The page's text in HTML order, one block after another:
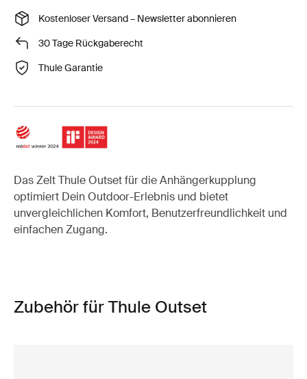
Kostenloser Versand – Newsletter abonnieren
30 Tage Rückgaberecht
Thule Garantie
Das Zelt Thule Outset für die Anhängerkupplung
optimiert Dein Outdoor-Erlebnis und bietet
unvergleichlichen Komfort, Benutzerfreundlichkeit und
einfachen Zugang.
Zubehör für Thule Outset